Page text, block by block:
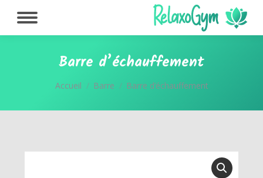
Barre d’échauffement
Vous êtes ici :
Accueil Barre Barre d’échauffement